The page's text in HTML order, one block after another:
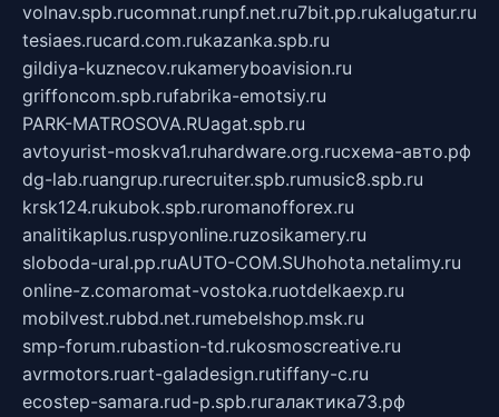
volnav.spb.rucomnat.runpf.net.ru7bit.pp.rukalugatur.ru
tesiaes.rucard.com.rukazanka.spb.ru
gildiya-kuznecov.rukameryboavision.ru
griffoncom.spb.rufabrika-emotsiy.ru
PARK-MATROSOVA.RUagat.spb.ru
avtoyurist-moskva1.ruhardware.org.ruсхема-авто.рф
dg-lab.ruangrup.rurecruiter.spb.rumusic8.spb.ru
krsk124.rukubok.spb.ruromanofforex.ru
analitikaplus.ruspyonline.ruzosikamery.ru
sloboda-ural.pp.ruAUTO-COM.SUhohota.netalimy.ru
online-z.comaromat-vostoka.ruotdelkaexp.ru
mobilvest.rubbd.net.rumebelshop.msk.ru
smp-forum.rubastion-td.rukosmoscreative.ru
avrmotors.ruart-galadesign.rutiffany-c.ru
ecostep-samara.rud-p.spb.ruгалактика73.рф